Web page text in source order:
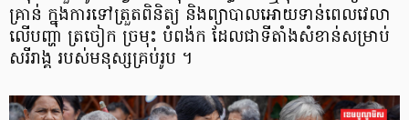
គ្រាន់ ក្នុងការទៅត្រួតពិនិត្យ និងព្យាបាលអោយទាន់ពេលវេលា
លើបញ្ហា ត្រចៀក ច្រមុះ បំពង់ក ដែលជាទីតាំងសំខាន់សម្រាប់
សរីរាង្គ របស់មនុស្សគ្រប់រូប ។